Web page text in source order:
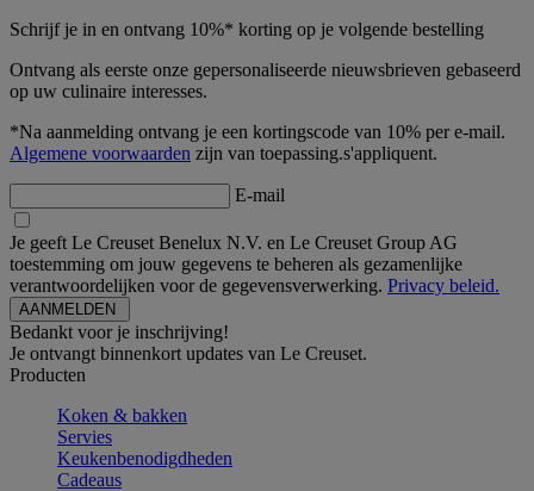
Schrijf je in en ontvang 10%* korting op je volgende bestelling
Ontvang als eerste onze gepersonaliseerde nieuwsbrieven gebaseerd
op uw culinaire interesses.
*Na aanmelding ontvang je een kortingscode van 10% per e-mail.
Algemene voorwaarden zijn van toepassing.s'appliquent.
E-mail
Je geeft Le Creuset Benelux N.V. en Le Creuset Group AG
toestemming om jouw gegevens te beheren als gezamenlijke
verantwoordelijken voor de gegevensverwerking. Privacy beleid.
Bedankt voor je inschrijving!
Je ontvangt binnenkort updates van Le Creuset.
Producten
Koken & bakken
Servies
Keukenbenodigdheden
Cadeaus